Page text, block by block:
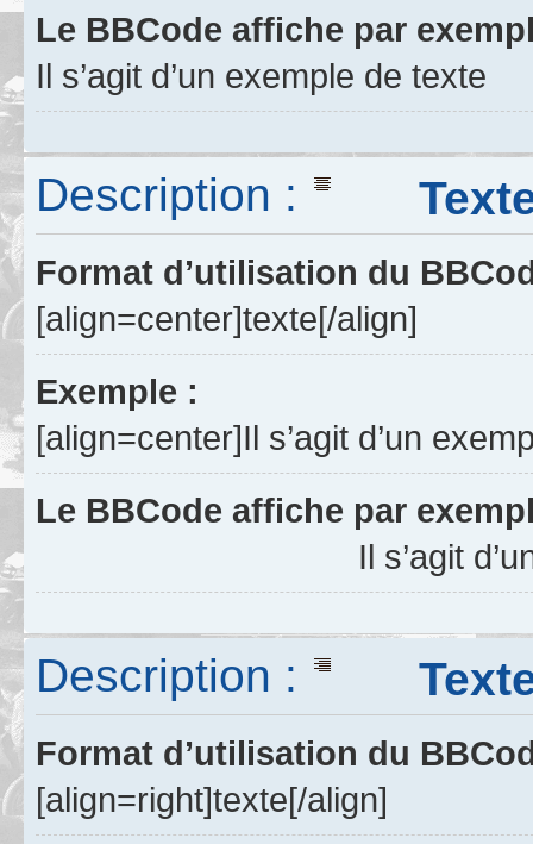
Le BBCode affiche par
Il s’agit d’un exemple de texte
Description : Texte
Format d’utilisation du
[align=center]texte[/align]
Exemple :
[align=center]Il s’agit d’un
Le BBCode affiche par
Il s’agit
Description : Texte
Format d’utilisation du
[align=right]texte[/align]